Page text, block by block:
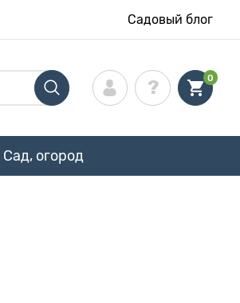
Садовый блог
0
Сад, огород